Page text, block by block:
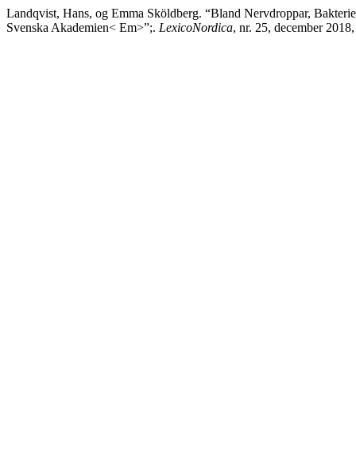
Landqvist, Hans, og Emma Sköldberg. “Bland Nervdroppar,
Svenska Akademien< Em>”;. LexicoNordica, nr. 25, december